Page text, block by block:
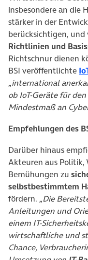
insbesondere an die
stärker in der
berücksichtigen,
Richtlinien und
Richtschnur dienen
BSI veröffentlichte
„international
ob IoT-Geräte für
Mindestmaß an
Empfehlungen des
Darüber hinaus
Akteuren aus
Bemühungen zu
selbstbestimmtem
fördern. „Die
Anleitungen und
einem IT-
wirtschaftliche und
Chance,